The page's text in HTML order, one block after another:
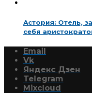
Астория: Отель,
себя
Email
Vk
Яндекс Дзен
Telegram
Mixcloud